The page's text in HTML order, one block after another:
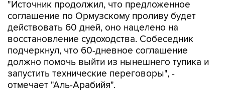
"Источник продолжил, что предложенное
соглашение по Ормузскому проливу будет
действовать 60 дней, оно нацелено на
восстановление судоходства. Собеседник
подчеркнул, что 60-дневное соглашение
должно помочь выйти из нынешнего тупика и
запустить технические переговоры", -
отмечает "Аль-Арабийя".